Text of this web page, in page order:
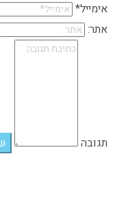
אימייל*
אתר:
תגובה